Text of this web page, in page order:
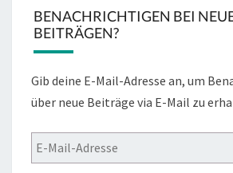
BENACHRICHTIGEN BEI
BEITRÄGEN?
Gib deine E-Mail-Adresse an, um
über neue Beiträge via E-Mail zu
E-
Mail-